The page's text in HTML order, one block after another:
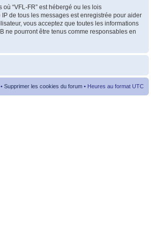
“VFL-FR” est hébergé ou les lois
de tous les messages est enregistrée pour aider
vous acceptez que toutes les informations
ne pourront être tenus comme responsables en
• Supprimer les cookies du forum • Heures au format UTC